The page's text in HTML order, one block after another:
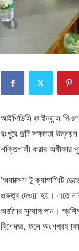
আইপিডিসি ফাইন্যান্স
রংপুরে দুটি সক্ষমতা
শক্তিশালী করার অঙ্গীকার
‘অ্যাক্সেস টু ক্যাপাসিটি
গুরুত্ব দেওয়া হয়। এতে
অর্জনের সুযোগ পান।
বিশেষজ্ঞ, ফলে